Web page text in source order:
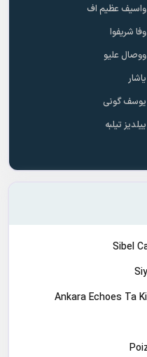
واسیف عظیم اف
وفا شریفوا
ووصال علیو
یاشار
یوسف گونی
ییلدیز تیلبه